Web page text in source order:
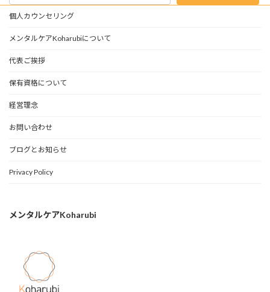
個人カウンセリング
メンタルケアKoharubiについて
代表ご挨拶
保有資格について
経営理念
お問い合わせ
ブログとお知らせ
Privacy Policy
メンタルケアKoharubi